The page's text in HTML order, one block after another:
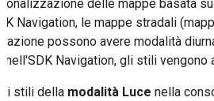
delle mappe basata
Navigation, le mappe stradali
possono avere modalità
nell'SDK Navigation, gli stili
Gli stili della modalità Luce nella